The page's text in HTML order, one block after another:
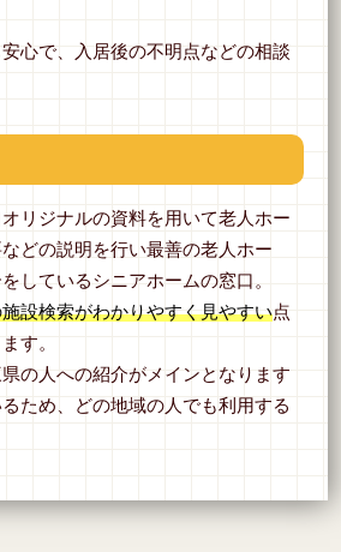
心で、入居後の不明点などの相談
リジナルの資料を用いて老人ホー
どの説明を行い最善の老人ホー
しているシニアホームの窓口。
設検索がわかりやすく見やすい点
す。
の人への紹介がメインとなります
ため、どの地域の人でも利用する